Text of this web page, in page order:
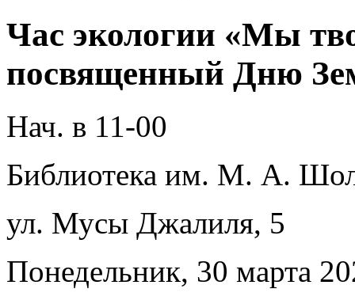
Час экологии «Мы
посвященный Дню
Нач. в 11-00
Библиотека им. М. А.
ул. Мусы Джалиля, 5
Понедельник, 30 марта